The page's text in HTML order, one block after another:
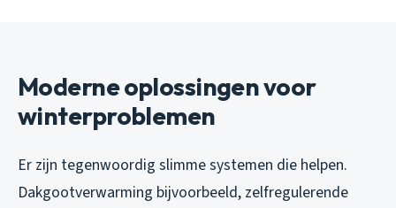
Moderne oplossingen voor
winterproblemen
Er zijn tegenwoordig slimme systemen die helpen.
Dakgootverwarming bijvoorbeeld, zelfregulerende